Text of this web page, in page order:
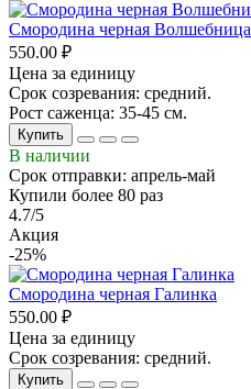
Смородина черная Волшебница
550.00 ₽
Цена за единицу
Срок созревания: средний.
Рост саженца: 35-45 см.
Купить
В наличии
Срок отправки: апрель-май
Купили более 80 раз
4.7/5
Акция
-25%
Смородина черная Галинка
550.00 ₽
Цена за единицу
Срок созревания: средний.
Купить